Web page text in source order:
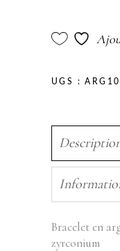
UGS :
Bracelet en
zyrconium